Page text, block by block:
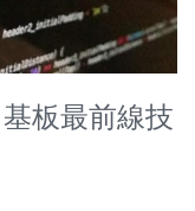
板最前線技